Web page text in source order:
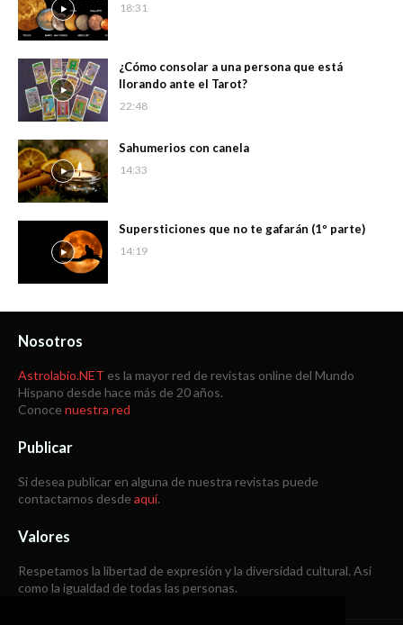
18:31
¿Cómo consolar a una persona que está
llorando ante el Tarot?
22:48
Sahumerios con canela
14:33
Supersticiones que no te gafarán (1º parte)
14:19
Nosotros
Astrolabio.NET es la mayor red de revistas online del Mundo
Hispano desde hace más de 20 años.
Conoce nuestra red
Publicar
Si desea publicar en alguna de nuestra revistas puede
contactarnos desde aquí.
Valores
Respetamos la libertad de expresión y la diversidad cultural. Así
como la igualdad de todas las personas.